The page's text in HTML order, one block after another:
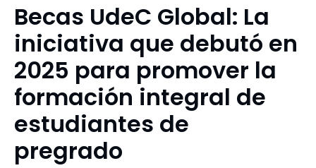
Becas UdeC Global: La
iniciativa que debutó en
2025 para promover la
formación integral de
estudiantes de
pregrado